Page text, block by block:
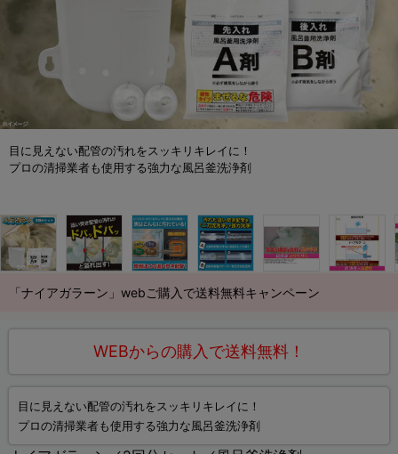
目に見えない配管の汚れをスッキリキレイに！
プロの清掃業者も使用する強力な風呂釜洗浄剤
「ナイアガラーン」webご購入で送料無料キャンペーン
WEBからの購入で送料無料！
目に見えない配管の汚れをスッキリキレイに！
プロの清掃業者も使用する強力な風呂釜洗浄剤